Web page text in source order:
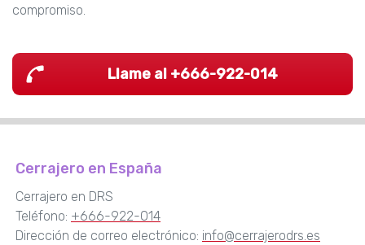
compromiso.
Llame al +666-922-014
Cerrajero en España
Cerrajero en DRS
Teléfono: +666-922-014
Dirección de correo electrónico: info@cerrajerodrs.es